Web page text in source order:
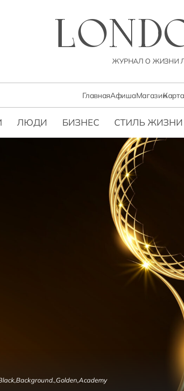
ЖУРНАЛ О ЖИЗНИ
ГлавнаяАфишаМагазин
ЛЮДИ БИЗНЕС СТИЛЬ ЖИЗНИ